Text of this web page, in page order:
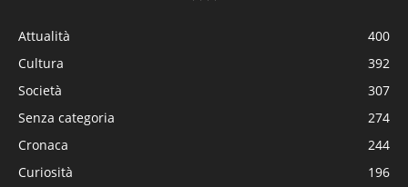
Attualità
400
Cultura
392
Società
307
Senza categoria
274
Cronaca
244
Curiosità
196